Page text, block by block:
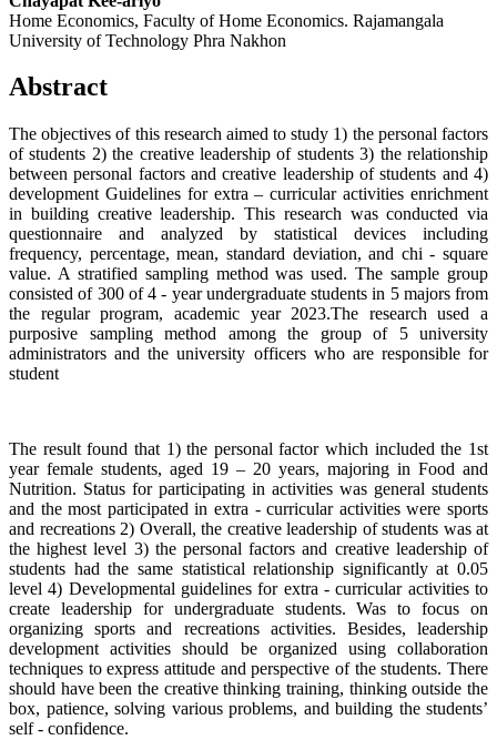
Home Economics, Faculty of Home Economics. Rajamangala
University of Technology Phra Nakhon
Abstract
The objectives of this research aimed to study 1) the personal factors
of students 2) the creative leadership of students 3) the relationship
between personal factors and creative leadership of students and 4)
development Guidelines for extra – curricular activities enrichment
in building creative leadership. This research was conducted via
questionnaire and analyzed by statistical devices including
frequency, percentage, mean, standard deviation, and chi - square
value. A stratified sampling method was used. The sample group
consisted of 300 of 4 - year undergraduate students in 5 majors from
the regular program, academic year 2023.The research used a
purposive sampling method among the group of 5 university
administrators and the university officers who are responsible for
student
The result found that 1) the personal factor which included the 1st
year female students, aged 19 – 20 years, majoring in Food and
Nutrition. Status for participating in activities was general students
and the most participated in extra - curricular activities were sports
and recreations 2) Overall, the creative leadership of students was at
the highest level 3) the personal factors and creative leadership of
students had the same statistical relationship significantly at 0.05
level 4) Developmental guidelines for extra - curricular activities to
create leadership for undergraduate students. Was to focus on
organizing sports and recreations activities. Besides, leadership
development activities should be organized using collaboration
techniques to express attitude and perspective of the students. There
should have been the creative thinking training, thinking outside the
box, patience, solving various problems, and building the students’
self - confidence.